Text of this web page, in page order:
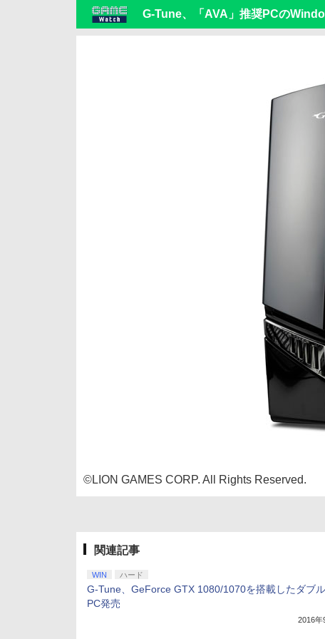
G-Tune、「AVA」推奨PCの
©LION GAMES CORP. All Rights Reserved.
関連記事
WIN ハード
G-Tune、GeForce GTX 1080/1070を搭載したダブ
PC発売
2016年